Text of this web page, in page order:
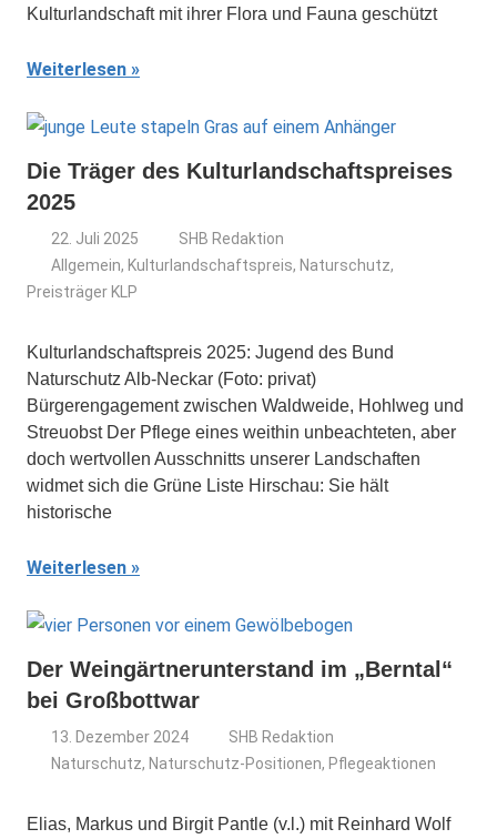
Kulturlandschaft mit ihrer Flora und Fauna geschützt
Weiterlesen
Die Träger des Kulturlandschaftspreises
2025
22. Juli 2025
SHB Redaktion
Allgemein, Kulturlandschaftspreis, Naturschutz,
Preisträger KLP
Kulturlandschaftspreis 2025: Jugend des Bund
Naturschutz Alb-Neckar (Foto: privat)
Bürgerengagement zwischen Waldweide, Hohlweg und
Streuobst Der Pflege eines weithin unbeachteten, aber
doch wertvollen Ausschnitts unserer Landschaften
widmet sich die Grüne Liste Hirschau: Sie hält
historische
Weiterlesen
Der Weingärtnerunterstand im „Berntal“
bei Großbottwar
13. Dezember 2024
SHB Redaktion
Naturschutz, Naturschutz-Positionen, Pflegeaktionen
Elias, Markus und Birgit Pantle (v.l.) mit Reinhard Wolf